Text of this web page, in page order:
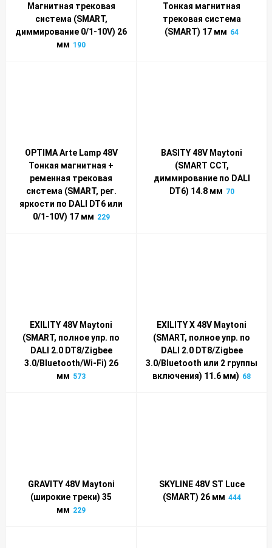
Магнитная трековая
система (SMART,
диммирование 0/1-10V) 26
мм 190
Тонкая магнитная
трековая система
(SMART) 17 мм 64
OPTIMA Arte Lamp 48V
Тонкая магнитная +
ременная трековая
система (SMART, рег.
яркости по DALI DT6 или
0/1-10V) 17 мм 229
BASITY 48V Maytoni
(SMART CCT,
диммирование по DALI
DT6) 14.8 мм 70
EXILITY 48V Maytoni
(SMART, полное упр. по
DALI 2.0 DT8/Zigbee
3.0/Bluetooth/Wi-Fi) 26
мм 573
EXILITY X 48V Maytoni
(SMART, полное упр. по
DALI 2.0 DT8/Zigbee
3.0/Bluetooth или 2 группы
включения) 11.6 мм) 68
GRAVITY 48V Maytoni
(широкие треки) 35
мм 229
SKYLINE 48V ST Luce
(SMART) 26 мм 444